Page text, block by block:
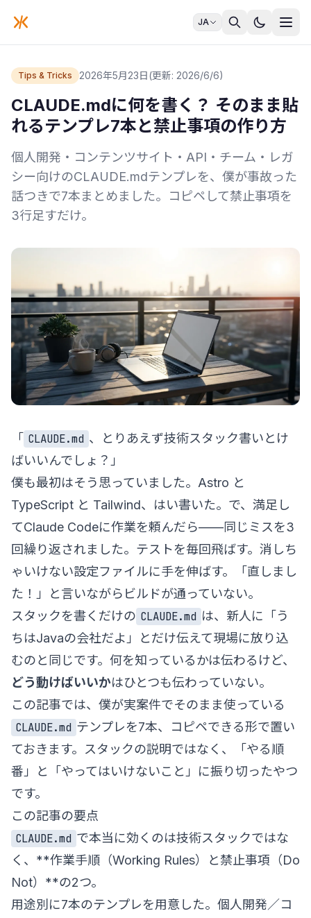
JA
Tips & Tricks 2026年5月23日(更新: 2026/6/6)
CLAUDE.mdに何を書く？ そのまま貼
れるテンプレ7本と禁止事項の作り方
個人開発・コンテンツサイト・API・チーム・レガ
シー向けのCLAUDE.mdテンプレを、僕が事故った
話つきで7本まとめました。コピペして禁止事項を
3行足すだけ。
「 CLAUDE.md 、とりあえず技術スタック書いとけ
ばいいんでしょ？」
僕も最初はそう思っていました。Astro と
TypeScript と Tailwind、はい書いた。で、満足し
てClaude Codeに作業を頼んだら——同じミスを3
回繰り返されました。テストを毎回飛ばす。消しち
ゃいけない設定ファイルに手を伸ばす。「直しまし
た！」と言いながらビルドが通っていない。
スタックを書くだけの CLAUDE.md は、新人に「う
ちはJavaの会社だよ」とだけ伝えて現場に放り込
むのと同じです。何を知っているかは伝わるけど、
どう動けばいいかはひとつも伝わっていない。
この記事では、僕が実案件でそのまま使っている
CLAUDE.md テンプレを7本、コピペできる形で置い
ておきます。スタックの説明ではなく、「やる順
番」と「やってはいけないこと」に振り切ったやつ
です。
この記事の要点
CLAUDE.md で本当に効くのは技術スタックではな
く、**作業手順（Working Rules）と禁止事項（Do
Not）**の2つ。
用途別に7本のテンプレを用意した。個人開発／コ